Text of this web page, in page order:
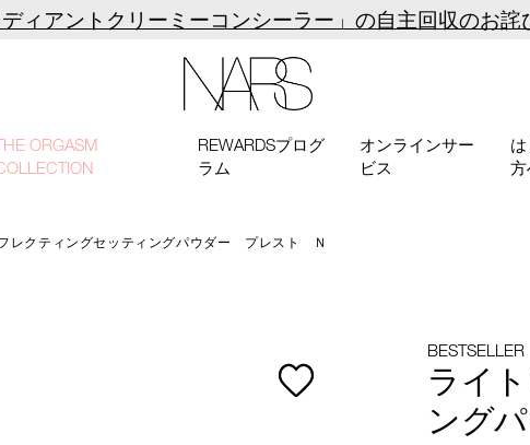
ディアントクリーミーコンシーラー」の自主回収のお詫
ORGASM
REWARDSプログ
ラム
オンラインサー
ビス
レクティングセッティングパウダー プレスト Ｎ
BESTSELLER
ライ
ング